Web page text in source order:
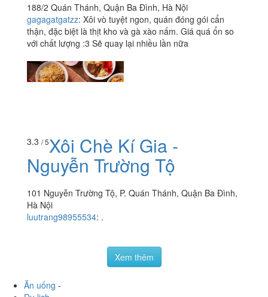
188/2 Quán Thánh, Quận Ba Đình, Hà Nội
gagagatgatzz: Xôi vò tuyệt ngon, quán đóng gói cẩn
thận, đặc biệt là thịt kho và gà xào nấm. Giá quá ổn so
với chất lượng :3 Sẽ quay lại nhiều lần nữa
3.3 / 5Xôi Chè Kí Gia -
Nguyễn Trường Tộ
101 Nguyễn Trường Tộ, P. Quán Thánh, Quận Ba Đình,
Hà Nội
luutrang98955534: .